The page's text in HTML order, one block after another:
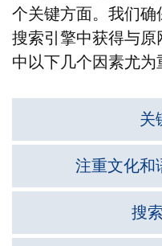
个关键方面。我们
搜索引擎中获得与
中以下几个因素尤为
关
注重文化和
搜